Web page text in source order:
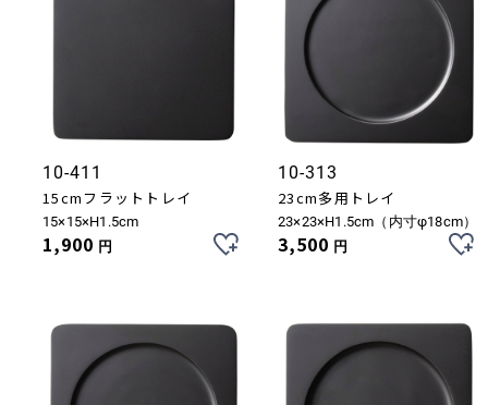
10-411
15cmフラットトレイ
15×15×H1.5cm
1,900 円
10-313
23cm多用トレイ
23×23×H1.5cm（内寸φ18cm）
3,500 円